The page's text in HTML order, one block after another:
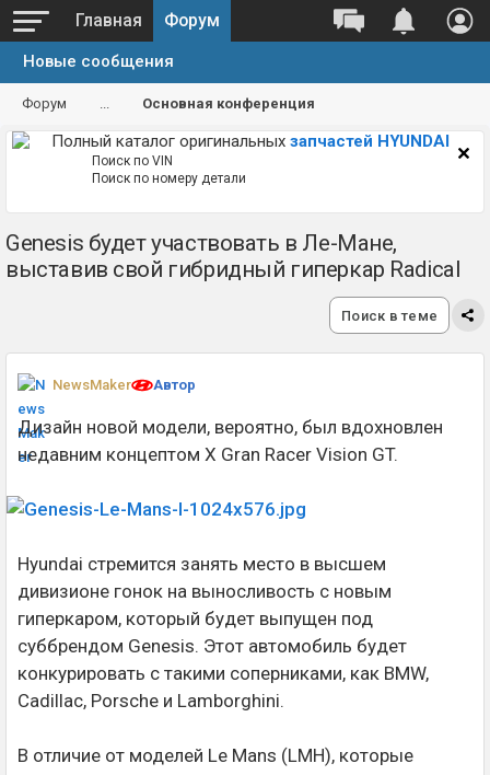
Главная Форум
Новые сообщения
Форум ... Основная конференция
Полный каталог оригинальных запчастей HYUNDAI
Поиск по VIN
Поиск по номеру детали
Genesis будет участвовать в Ле-Мане,
выставив свой гибридный гиперкар Radical
Поиск в теме
NewsMaker Автор
Дизайн новой модели, вероятно, был вдохновлен
недавним концептом X Gran Racer Vision GT.
Hyundai стремится занять место в высшем
дивизионе гонок на выносливость с новым
гиперкаром, который будет выпущен под
суббрендом Genesis. Этот автомобиль будет
конкурировать с такими соперниками, как BMW,
Cadillac, Porsche и Lamborghini.
В отличие от моделей Le Mans (LMH), которые